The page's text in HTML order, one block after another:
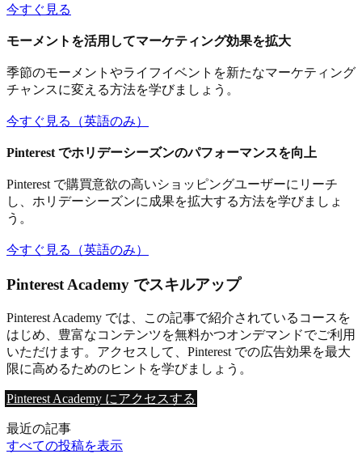
今すぐ見る
モーメントを活用してマーケティング効果を拡大
季節のモーメントやライフイベントを新たなマーケティング
チャンスに変える方法を学びましょう。
今すぐ見る（英語のみ）
Pinterest でホリデーシーズンのパフォーマンスを向上
Pinterest で購買意欲の高いショッピングユーザーにリーチ
し、ホリデーシーズンに成果を拡大する方法を学びましょ
う。
今すぐ見る（英語のみ）
Pinterest Academy でスキルアップ
Pinterest Academy では、この記事で紹介されているコースを
はじめ、豊富なコンテンツを無料かつオンデマンドでご利用
いただけます。アクセスして、Pinterest での広告効果を最大
限に高めるためのヒントを学びましょう。
Pinterest Academy にアクセスする
最近の記事
すべての投稿を表示